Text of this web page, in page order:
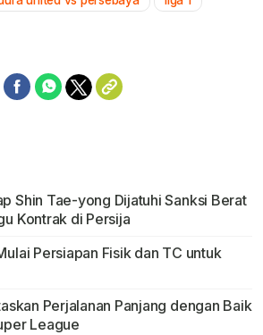
Mute
Shin Tae-yong Dijatuhi Sanksi Berat
Kontrak di Persija
Persiapan Fisik dan TC untuk
Perjalanan Panjang dengan Baik
League